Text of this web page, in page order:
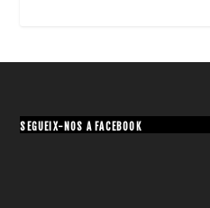
SEGUEIX-NOS A FACEBOOK